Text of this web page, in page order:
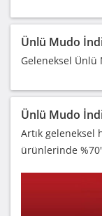
Ünlü Mudo
Geleneksel
Ünlü Mudo
Artık
ürünlerinde